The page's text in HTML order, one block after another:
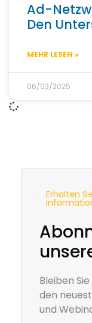
Ad-
Den
MEHR LESEN »
06/03/2025
Erhalten
Bleiben
den
und